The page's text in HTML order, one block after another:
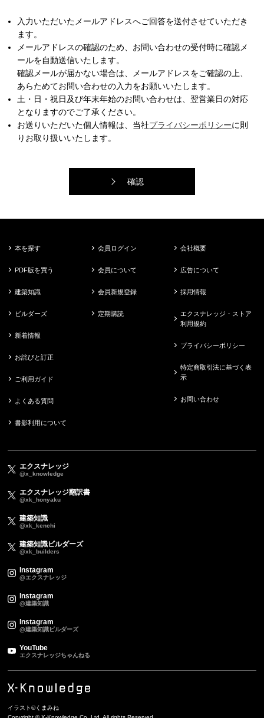
入力いただいたメールアドレスへご回答を送付させていただき
ます。
メールアドレスの確認のため、お問い合わせの受付時に確認メ
ールを自動送信いたします。
確認メールが届かない場合は、メールアドレスをご確認の上、
あらためてお問い合わせの入力をお願いいたします。
土・日・祝日及び年末年始のお問い合わせは、翌営業日の対応
となりますのでご了承ください。
お送りいただいた個人情報は、当社プライバシーポリシーに則
りお取り扱いいたします。
確認
本を探す
PDF版を買う
建築知識
ビルダーズ
新着情報
お詫びと訂正
ご利用ガイド
よくある質問
書影利用について
会員ログイン
会員について
会員新規登録
定期購読
会社概要
広告について
採用情報
エクスナレッジ・ストア
利用規約
プライバシーポリシー
特定商取引法に基づく表
示
お問い合わせ
エクスナレッジ
@x_knowledge
エクスナレッジ翻訳書
@xk_honyaku
建築知識
@xk_kenchi
建築知識ビルダーズ
@xk_builders
Instagram
@エクスナレッジ
Instagram
@建築知識
Instagram
@建築知識ビルダーズ
YouTube
エクスナレッジちゃんねる
イラスト©くまみね